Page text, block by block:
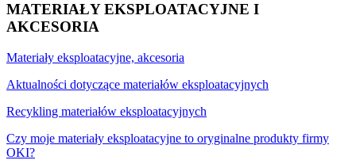
MATERIAŁY EKSPLOATACYJNE I
AKCESORIA
Materiały eksploatacyjne, akcesoria
Aktualności dotyczące materiałów eksploatacyjnych
Recykling materiałów eksploatacyjnych
Czy moje materiały eksploatacyjne to oryginalne produkty firmy
OKI?